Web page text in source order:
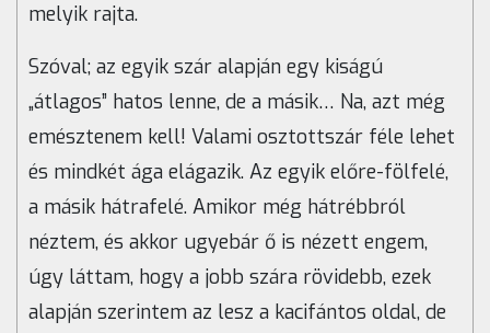
melyik rajta.
Szóval; az egyik szár alapján egy kiságú
„átlagos” hatos lenne, de a másik… Na, azt még
emésztenem kell! Valami osztottszár féle lehet
és mindkét ága elágazik. Az egyik előre-fölfelé,
a másik hátrafelé. Amikor még hátrébbról
néztem, és akkor ugyebár ő is nézett engem,
úgy láttam, hogy a jobb szára rövidebb, ezek
alapján szerintem az lesz a kacifántos oldal, de